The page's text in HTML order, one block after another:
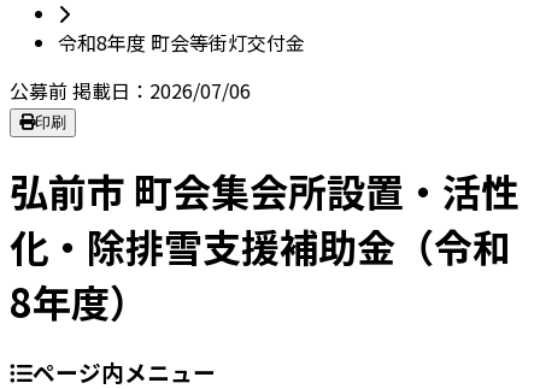
令和8年度 町会等街灯交付金
公募前掲載日：2026/07/06
印刷
弘前市 町会集会所設置・活性
化・除排雪支援補助金（令和
8年度）
ページ内メニュー